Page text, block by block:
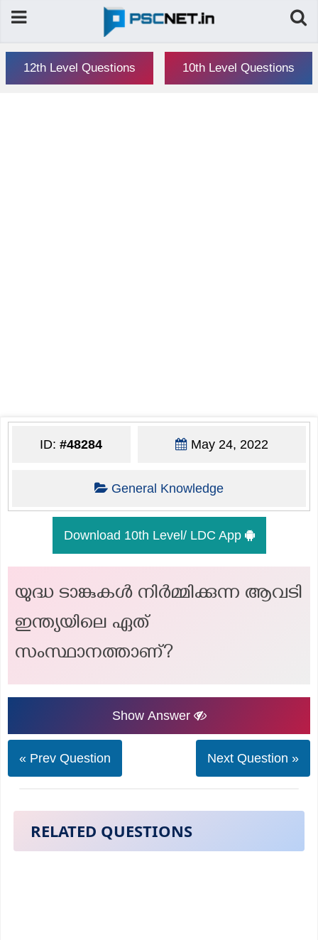
12th Level Questions 10th Level Questions
ID:#48284 May 24, 2022
General Knowledge
Download 10th Level/ LDC App
യുദ്ധ ടാങ്കുകൾ നിർമ്മിക്കുന്ന ആവടി
ഇന്ത്യയിലെ ഏത്
സംസ്ഥാനത്താണ്?
Show Answer
« Prev Question Next Question »
RELATED QUESTIONS